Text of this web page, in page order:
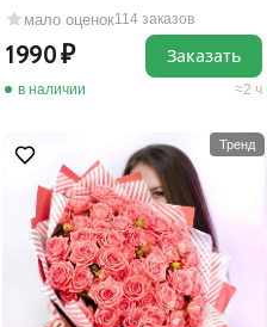
мало оценок114 заказов
1990
в наличии 2 ч
Заказать
Тренд